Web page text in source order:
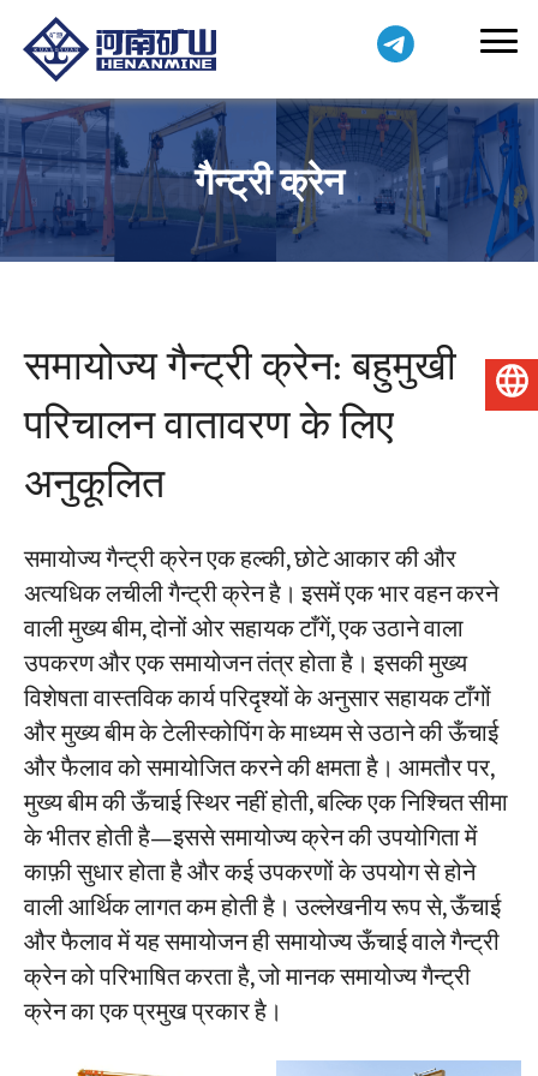
गैन्ट्री क्रेन
समायोज्य गैन्ट्री क्रेन: बहुमुखी
परिचालन वातावरण के लिए
अनुकूलित
समायोज्य गैन्ट्री क्रेन एक हल्की, छोटे आकार की और
अत्यधिक लचीली गैन्ट्री क्रेन है। इसमें एक भार वहन करने
वाली मुख्य बीम, दोनों ओर सहायक टाँगें, एक उठाने वाला
उपकरण और एक समायोजन तंत्र होता है। इसकी मुख्य
विशेषता वास्तविक कार्य परिदृश्यों के अनुसार सहायक टाँगों
और मुख्य बीम के टेलीस्कोपिंग के माध्यम से उठाने की ऊँचाई
और फैलाव को समायोजित करने की क्षमता है। आमतौर पर,
मुख्य बीम की ऊँचाई स्थिर नहीं होती, बल्कि एक निश्चित सीमा
के भीतर होती है—इससे समायोज्य क्रेन की उपयोगिता में
काफ़ी सुधार होता है और कई उपकरणों के उपयोग से होने
वाली आर्थिक लागत कम होती है। उल्लेखनीय रूप से, ऊँचाई
और फैलाव में यह समायोजन ही समायोज्य ऊँचाई वाले गैन्ट्री
क्रेन को परिभाषित करता है, जो मानक समायोज्य गैन्ट्री
क्रेन का एक प्रमुख प्रकार है।
हिन्दी